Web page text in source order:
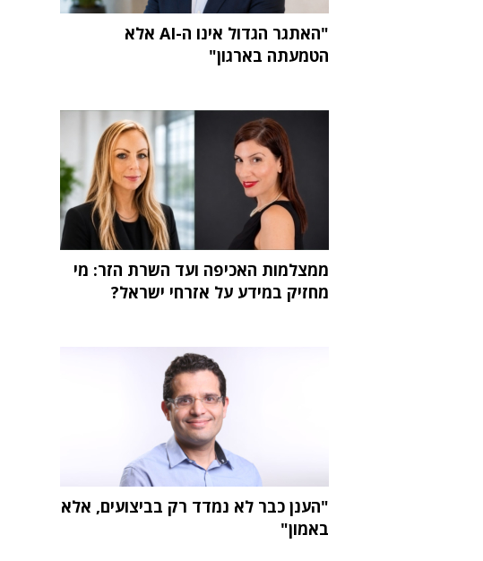
"האתגר הגדול אינו ה-AI אלא
הטמעתה בארגון"
ממצלמות האכיפה ועד השרת הזר: מי
מחזיק במידע על אזרחי ישראל?
"הענן כבר לא נמדד רק בביצועים, אלא
באמון"